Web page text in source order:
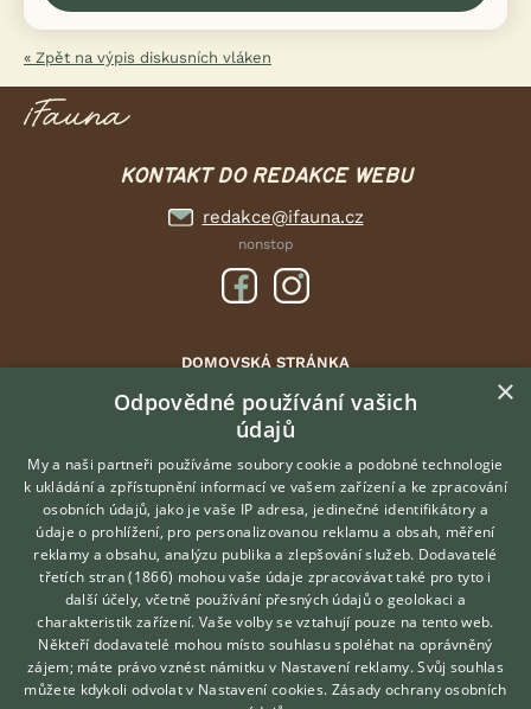
« Zpět na výpis diskusních vláken
KONTAKT DO REDAKCE WEBU
redakce@ifauna.cz
nonstop
DOMOVSKÁ STRÁNKA
INZERCE
DISKUSE
ČLÁNKY
ATLAS
O nás
Kontakt
Možnosti zvýraznění inzerátů
Podmínky užití
Zpracování osobních údajů
Hledáte zvířecího kamaráda?
Zdarma vám poradí
VETERINÁŘ ONLINE
KONZULTOVAT S
VETERINÁŘEM
×
Odpovědné používání vašich
údajů
My a naši partneři používáme soubory cookie a podobné technologie
k ukládání a zpřístupnění informací ve vašem zařízení a ke zpracování
osobních údajů, jako je vaše IP adresa, jedinečné identifikátory a
údaje o prohlížení, pro personalizovanou reklamu a obsah, měření
reklamy a obsahu, analýzu publika a zlepšování služeb. Dodavatelé
třetích stran (1866) mohou vaše údaje zpracovávat také pro tyto i
další účely, včetně používání přesných údajů o geolokaci a
charakteristik zařízení. Vaše volby se vztahují pouze na tento web.
Někteří dodavatelé mohou místo souhlasu spoléhat na oprávněný
zájem; máte právo vznést námitku v Nastavení reklamy. Svůj souhlas
můžete kdykoli odvolat v Nastavení cookies. Zásady ochrany osobních